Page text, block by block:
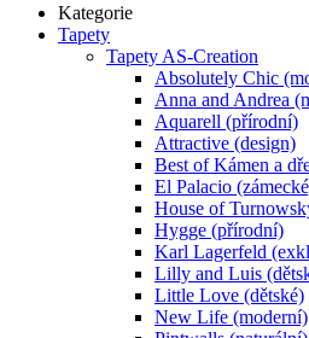
Kategorie
Tapety
Tapety AS-Creation
Absolutely Chic
Anna and Andrea
Aquarell (přírodní)
Attractive (design)
Best of Kámen a
El Palacio
House of
Hygge (přírodní)
Karl Lagerfeld
Lilly and Luis
Little Love (dětské)
New Life (moderní)